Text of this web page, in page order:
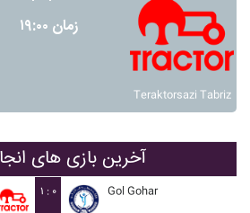
زمان ۱۹:۰۰
Teraktorsazi Tabriz
آخرین بازی های
۱ : ۰ Gol Gohar